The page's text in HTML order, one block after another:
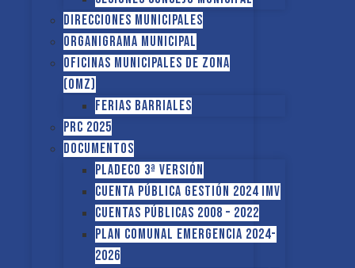
Direcciones municipales
Organigrama Municipal
Oficinas Municipales de Zona
(OMZ)
Ferias Barriales
PRC 2025
Documentos
PLADECO 3ª VERSIÓN
CUENTA PÚBLICA GESTIÓN 2024 IMV
Cuentas Públicas 2008 – 2022
PLAN COMUNAL EMERGENCIA 2024-
2026